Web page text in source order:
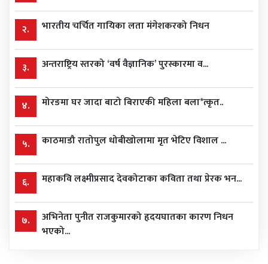
२. भारतीय चर्चित गायिका लता मंगेशकरको निधन
३. अन्तराष्ट्रिय स्तरको ‘वर्ष वैज्ञानिक’ पुरस्कारमा व...
४. मोरङमा घर जादा बाटो बिराएकी महिला बला*त्कृत..
५. काठमाडौ रातोपुल धोबीखोलामा मृत भेटिए विशाल ...
६. महाकवि लक्ष्मीप्रसाद देवकोटाका कविता तथा प्रेरक भन...
७.
अभिनेता पुनीत राजकुमारको हृदयघातका कारण निधन
भएको...